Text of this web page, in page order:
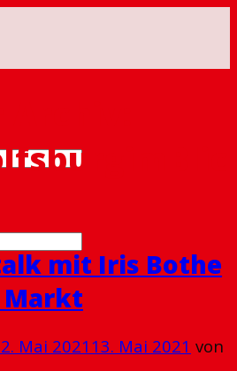
mit Iris Bothe
Markt
Mai 202113. Mai 2021 von